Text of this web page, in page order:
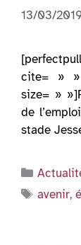
13/03/2019
cite= »
size= »
de
stade
avenir,